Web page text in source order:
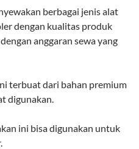
berbagai jenis alat
dengan kualitas produk
anggaran sewa yang
terbuat dari bahan premium
digunakan.
ini bisa digunakan untuk